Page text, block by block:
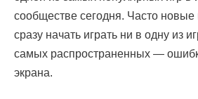
сообществе сегодня. Часто новые
сразу начать играть ни в одну из
самых распространенных —
экрана.